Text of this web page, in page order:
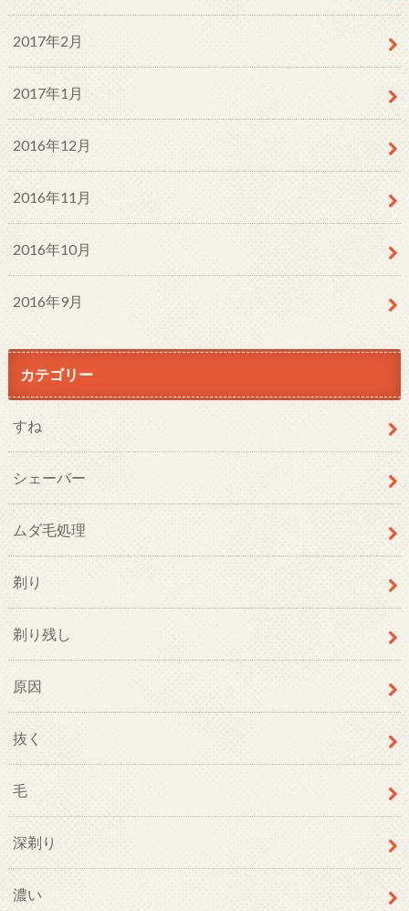
2017年2月
2017年1月
2016年12月
2016年11月
2016年10月
2016年9月
カテゴリー
すね
シェーバー
ムダ毛処理
剃り
剃り残し
原因
抜く
毛
深剃り
濃い